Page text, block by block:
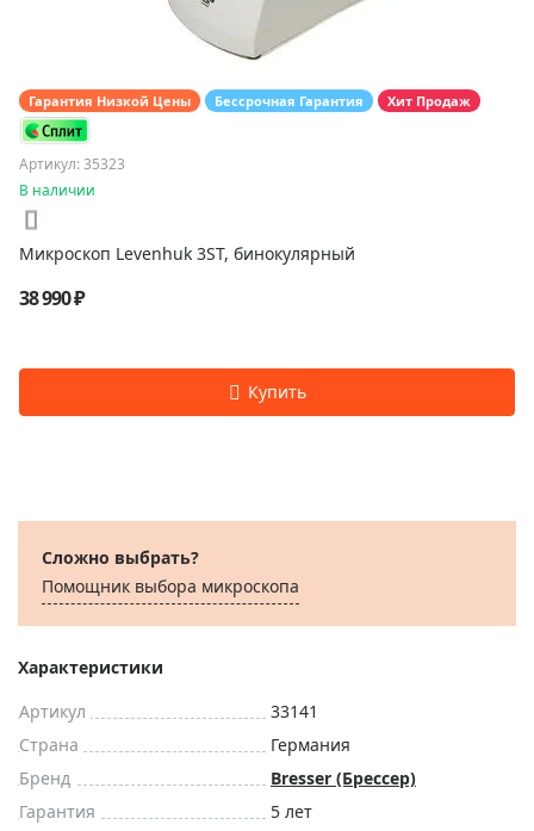
Гарантия Низкой Цены Бессрочная Гарантия Хит Продаж
Артикул: 35323
В наличии
Микроскоп Levenhuk 3ST, бинокулярный
38 990 ₽
Сложно выбрать?
Помощник выбора микроскoпа
Характеристики
Артикул
33141
Страна
Германия
Бренд
Bresser (Брессер)
Гарантия
5 лет